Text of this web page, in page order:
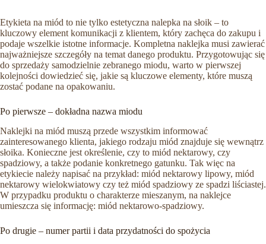
Etykieta na miód to nie tylko estetyczna nalepka na słoik – to
kluczowy element komunikacji z klientem, który zachęca do zakupu i
podaje wszelkie istotne informacje. Kompletna naklejka musi zawierać
najważniejsze szczegóły na temat danego produktu. Przygotowując się
do sprzedaży samodzielnie zebranego miodu, warto w pierwszej
kolejności dowiedzieć się, jakie są kluczowe elementy, które muszą
zostać podane na opakowaniu.
Po pierwsze – dokładna nazwa miodu
Naklejki na miód muszą przede wszystkim informować
zainteresowanego klienta, jakiego rodzaju miód znajduje się wewnątrz
słoika. Konieczne jest określenie, czy to miód nektarowy, czy
spadziowy, a także podanie konkretnego gatunku. Tak więc na
etykiecie należy napisać na przykład: miód nektarowy lipowy, miód
nektarowy wielokwiatowy czy też miód spadziowy ze spadzi liściastej.
W przypadku produktu o charakterze mieszanym, na naklejce
umieszcza się informację: miód nektarowo-spadziowy.
Po drugie – numer partii i data przydatności do spożycia